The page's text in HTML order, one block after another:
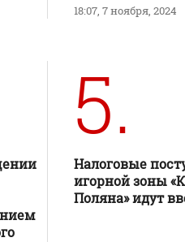
18:07, 7 ноября, 2024
5.
Налоговые
игорной зоны
Поляна» идут